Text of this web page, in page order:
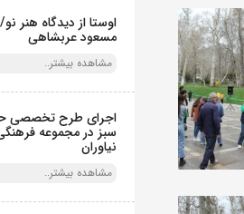
اوستا از دیدگاه هنر
مسعود عربشاهی
مشاهده بیشتر..
اجرای طرح تخصصی
سبز در مجموعه
نیاوران
مشاهده بیشتر..